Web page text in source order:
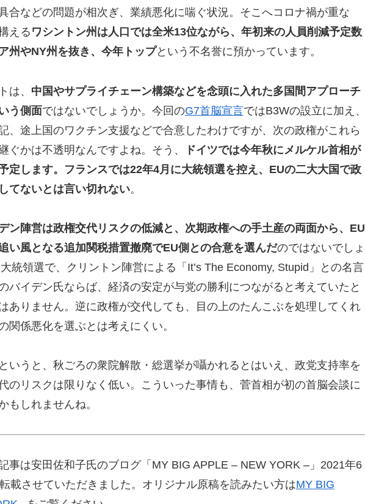
合などの問題が相次ぎ、業績悪化に喘ぐ状況。そこへコロナ禍が重な
えるワシントン州は人口では全米13位ながら、年初来の人員削減予定数
州やNY州を抜き、今年トップという不名誉に預かっています。
は、 中国やサプライチェーン構築などを念頭に入れた多国間アプローチ
う側面ではないでしょうか。今回のG7首脳宣言ではB3Wの設立に加え、
、途上国のワクチン支援などで合意したわけですが、次の政権がこれら
ぐかは不透明なんですよね。そう、
ドイツでは今年秋にメルケル首相が
定します。フランスでは22年4月に大統領選を控え、EUの二大大国で政
てないとは言い切れない。
ン陣営は政権交代リスクの低減と、次期政権への手土産の両面から、EU
い風となる追加関税措置撤廃でEU側との合意を選んだのではないでしょ
統領選で、クリントン陣営による「It’s The Economy, Stupid」との名言
バイデン氏ならば、経済の安定が与党の勝利につながると考えていたと
ありません。逆に政権が交代しても、目の上のたんこぶを処理してくれ
関係悪化を選ぶとは考えにくい。
いうと、秋ごろの衆院解散・総選挙が囁かれるとはいえ、政党支持率を
のリスクは限りなく低い。こういった事情も、菅首相が初の首脳会談に
もしれませんね。
事は安田佐和子氏のブログ「MY BIG APPLE – NEW YORK –」2021年6
載させていただきました。オリジナル原稿を読みたい方はMY BIG